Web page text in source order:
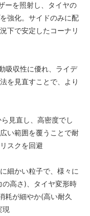
ーを照射し、タイヤの
強化。サイドのみに配
下で安定したコーナリ
吸収性に優れ、ライデ
を見直すことで、より
見直し、高密度でし
い範囲を覆うことで耐
スクを回避
細かい粒子で、様々に
高さ)、タイヤ変形時
耗が細やか(高い耐久
現